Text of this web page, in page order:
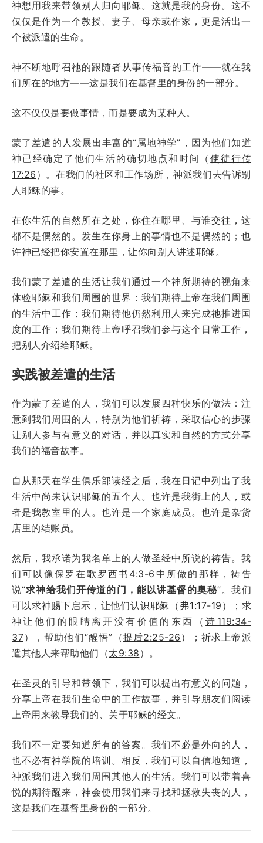
神想用我来带领别人归向耶稣。这就是我的身份。这不
仅仅是作为一个教授、妻子、母亲或作家，更是活出一
个被派遣的生命。
神不断地呼召祂的跟随者从事传福音的工作——就在我
们所在的地方——这是我们在基督里的身份的一部分。
这不仅仅是要做事情，而是要成为某种人。
蒙了差遣的人发展出丰富的“属地神学”，因为他们知道
神已经确定了他们生活的确切地点和时间（使徒行传
17:26 ）。在我们的社区和工作场所，神派我们去告诉别
人耶稣的事。
在你生活的自然所在之处，你住在哪里、与谁交往，这
都不是偶然的。发生在你身上的事情也不是偶然的；也
许神已经把你安置在那里，让你向别人讲述耶稣。
我们蒙了差遣的生活让我们通过一个神所期待的视角来
体验耶稣和我们周围的世界：我们期待上帝在我们周围
的生活中工作；我们期待他仍然利用人来完成祂推进国
度的工作；我们期待上帝呼召我们参与这个日常工作，
把别人介绍给耶稣。
实践被差遣的生活
作为蒙了差遣的人，我们可以发展四种快乐的做法：注
意到我们周围的人，特别为他们祈祷，采取信心的步骤
让别人参与有意义的对话，并以真实和自然的方式分享
我们的福音故事。
自从那天在学生俱乐部读经之后，我在日记中列出了我
生活中尚未认识耶稣的五个人。也许是我街上的人，或
者是我教室里的人。也许是一个家庭成员。也许是杂货
店里的结账员。
然后，我承诺为我名单上的人做圣经中所说的祷告。我
们可以像保罗在 歌罗西书4:3-6 中所做的那样，祷告
说“求神给我们开传道的门，能以讲基督的奥秘”。我们
可以求神赐下启示，让他们认识耶稣（ 弗1:17-19 ）；求
神让他们的眼睛离开没有价值的东西（诗119:34-
37），帮助他们“醒悟”（提后2:25-26 ）；祈求上帝派
遣其他人来帮助他们（太9:38 ）。
在圣灵的引导和带领下，我们可以提出有意义的问题，
分享上帝在我们生命中的工作故事，并引导朋友们阅读
上帝用来教导我们的、关于耶稣的经文。
我们不一定要知道所有的答案。我们不必是外向的人，
也不必有神学院的培训。相反，我们可以自信地知道，
神派我们进入我们周围其他人的生活。我们可以带着喜
悦的期待醒来，神会使用我们来寻找和拯救失丧的人，
这是我们在基督里身份的一部分。